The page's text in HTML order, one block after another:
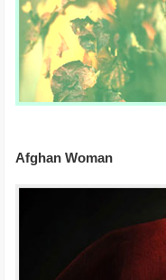
Afghan Woman